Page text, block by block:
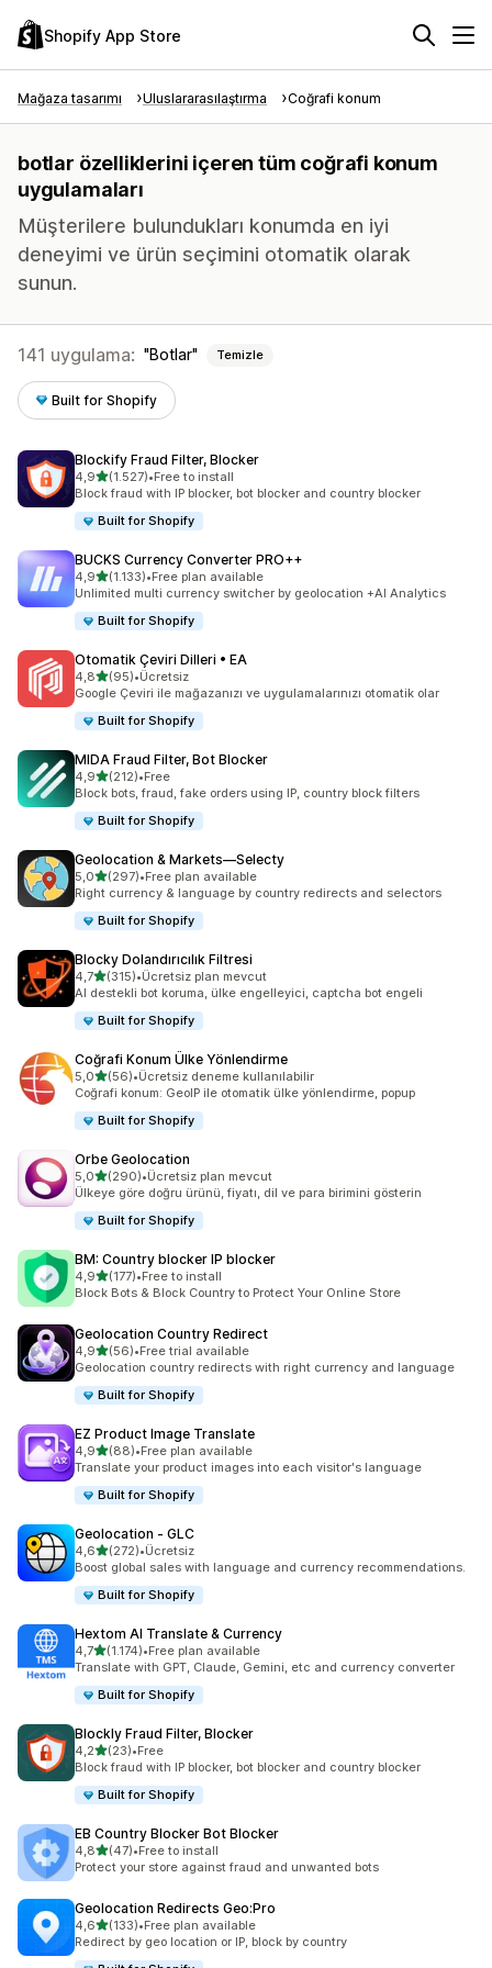
Shopify App Store
Mağaza tasarımı Uluslararasılaştırma Coğrafi konum
botlar özelliklerini içeren tüm coğrafi konum
uygulamaları
Müşterilere bulundukları konumda en iyi
deneyimi ve ürün seçimini otomatik olarak
sunun.
141 uygulama: Botlar Temizle
Built for Shopify
Blockify Fraud Filter, Blocker
4,95 yıldız üzerinden
(1.527)
toplam 1527 değerlendirme
•Free to install
Block fraud with IP blocker, bot blocker and country blocker
Built for Shopify
BUCKS Currency Converter PRO++
4,95 yıldız üzerinden
(1.133)
toplam 1133 değerlendirme
•Free plan available
Unlimited multi currency switcher by geolocation +AI Analytics
Built for Shopify
Otomatik Çeviri Dilleri • EA
4,85 yıldız üzerinden
(95)
toplam 95 değerlendirme
•Ücretsiz
Google Çeviri ile mağazanızı ve uygulamalarınızı otomatik olar
Built for Shopify
MIDA Fraud Filter, Bot Blocker
4,95 yıldız üzerinden
(212)
toplam 212 değerlendirme
•Free
Block bots, fraud, fake orders using IP, country block filters
Built for Shopify
Geolocation & Markets—Selecty
5,05 yıldız üzerinden
(297)
toplam 297 değerlendirme
•Free plan available
Right currency & language by country redirects and selectors
Built for Shopify
Blocky Dolandırıcılık Filtresi
4,75 yıldız üzerinden
(315)
toplam 315 değerlendirme
•Ücretsiz plan mevcut
AI destekli bot koruma, ülke engelleyici, captcha bot engeli
Built for Shopify
Coğrafi Konum Ülke Yönlendirme
5,05 yıldız üzerinden
(56)
toplam 56 değerlendirme
•Ücretsiz deneme kullanılabilir
Coğrafi konum: GeoIP ile otomatik ülke yönlendirme, popup
Built for Shopify
Orbe Geolocation
5,05 yıldız üzerinden
(290)
toplam 290 değerlendirme
•Ücretsiz plan mevcut
Ülkeye göre doğru ürünü, fiyatı, dil ve para birimini gösterin
Built for Shopify
BM: Country blocker IP blocker
4,95 yıldız üzerinden
(177)
toplam 177 değerlendirme
•Free to install
Block Bots & Block Country to Protect Your Online Store
Geolocation Country Redirect
4,95 yıldız üzerinden
(56)
toplam 56 değerlendirme
•Free trial available
Geolocation country redirects with right currency and language
Built for Shopify
EZ Product Image Translate
4,95 yıldız üzerinden
(88)
toplam 88 değerlendirme
•Free plan available
Translate your product images into each visitor's language
Built for Shopify
Geolocation ‑ GLC
4,65 yıldız üzerinden
(272)
toplam 272 değerlendirme
•Ücretsiz
Boost global sales with language and currency recommendations.
Built for Shopify
Hextom AI Translate & Currency
4,75 yıldız üzerinden
(1.174)
toplam 1174 değerlendirme
•Free plan available
Translate with GPT, Claude, Gemini, etc and currency converter
Built for Shopify
Blockly Fraud Filter, Blocker
4,25 yıldız üzerinden
(23)
toplam 23 değerlendirme
•Free
Block fraud with IP blocker, bot blocker and country blocker
Built for Shopify
EB Country Blocker Bot Blocker
4,85 yıldız üzerinden
(47)
toplam 47 değerlendirme
•Free to install
Protect your store against fraud and unwanted bots
Geolocation Redirects Geo:Pro
4,65 yıldız üzerinden
(133)
toplam 133 değerlendirme
•Free plan available
Redirect by geo location or IP, block by country